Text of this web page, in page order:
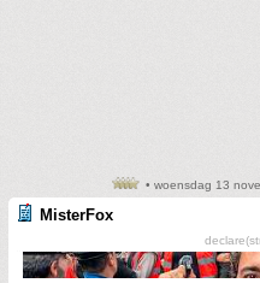
• woensdag 13
MisterFox